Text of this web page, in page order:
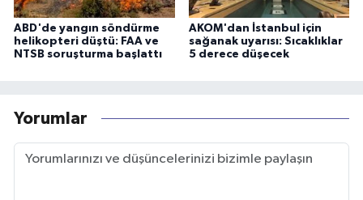
ABD'de yangın söndürme
helikopteri düştü: FAA ve
NTSB soruşturma başlattı
AKOM'dan İstanbul için
sağanak uyarısı: Sıcaklıklar
5 derece düşecek
Yorumlar